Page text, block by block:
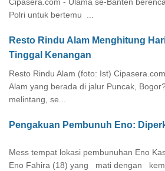
Polri untuk bertemu ...
Resto Rindu Alam Menghitung
Tinggal Kenangan
Resto Rindu Alam (foto: Ist)
Alam yang berada di jalur Puncak,
melintang, se...
Pengakuan Pembunuh Eno:
Mess tempat lokasi pembunuhan Eno
Eno Fahira (18) yang mati dengan